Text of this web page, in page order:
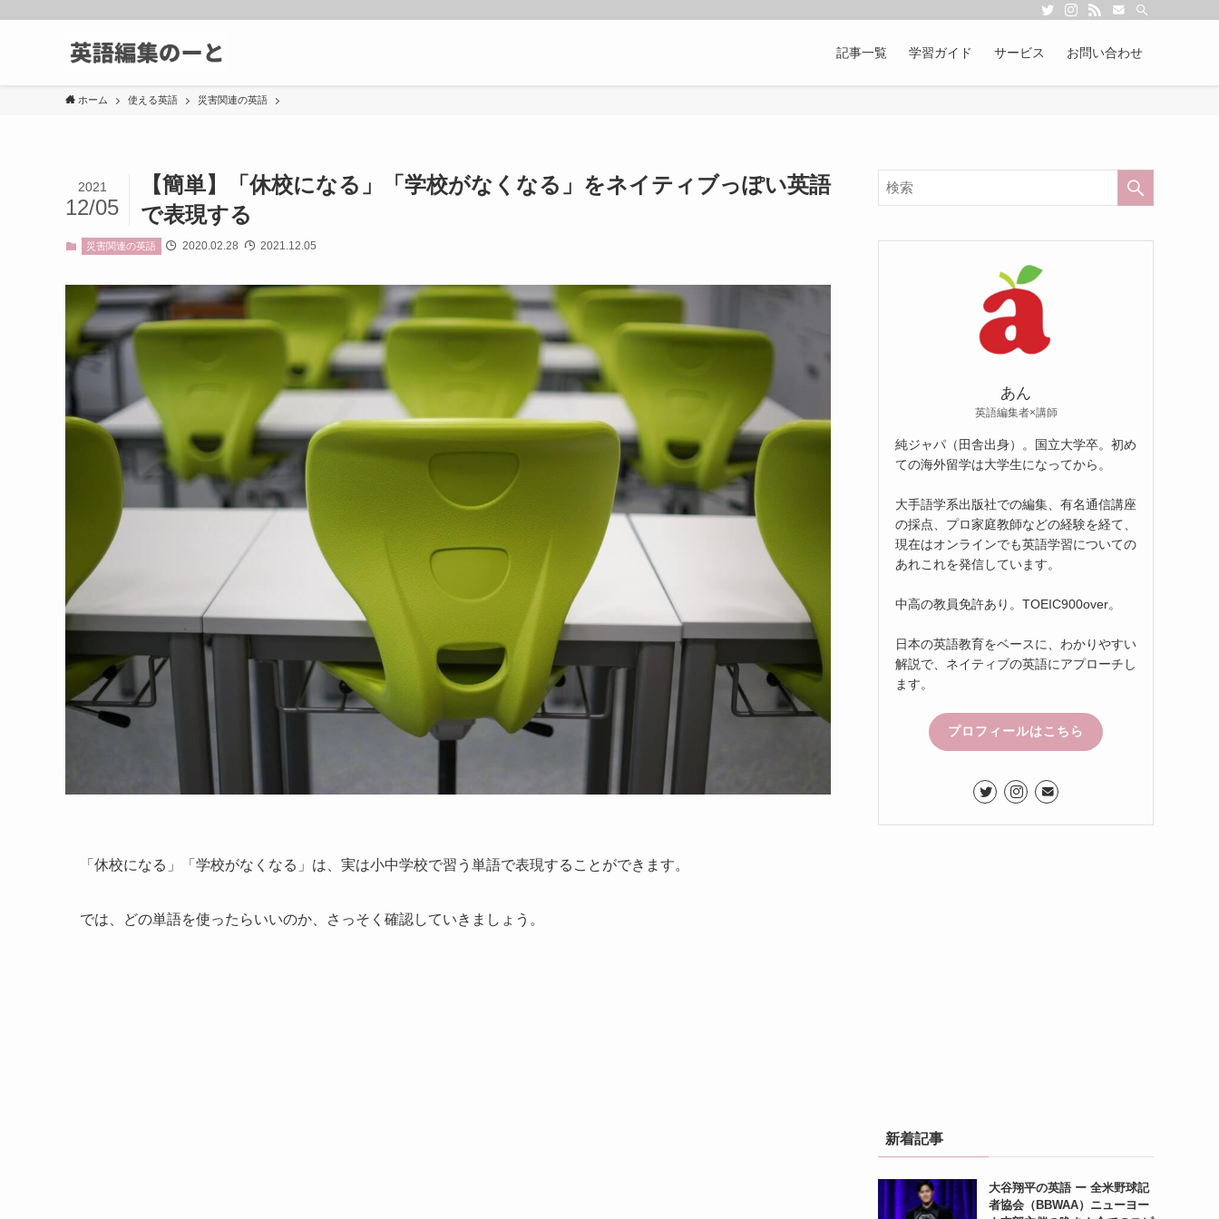
記事一覧 学習ガイド サービス お問い合わせ
ホーム 使える英語 災害関連の英語
【簡単】「休校になる」「学校がなくなる」をネイティブっぽい英語
で表現する
2021
12/05
災害関連の英語 2020.02.28 2021.12.05
「休校になる」「学校がなくなる」は、実は小中学校で習う単語で表現することができます。
では、どの単語を使ったらいいのか、さっそく確認していきましょう。
あん
英語編集者×講師
純ジャパ（田舎出身）。国立大学卒。初め
ての海外留学は大学生になってから。
大手語学系出版社での編集、有名通信講座
の採点、プロ家庭教師などの経験を経て、
現在はオンラインでも英語学習についての
あれこれを発信しています。
中高の教員免許あり。TOEIC900over。
日本の英語教育をベースに、わかりやすい
解説で、ネイティブの英語にアプローチし
ます。
プロフィールはこちら
新着記事
大谷翔平の英語 ー 全米野球記
者協会（BBWAA）ニューヨー